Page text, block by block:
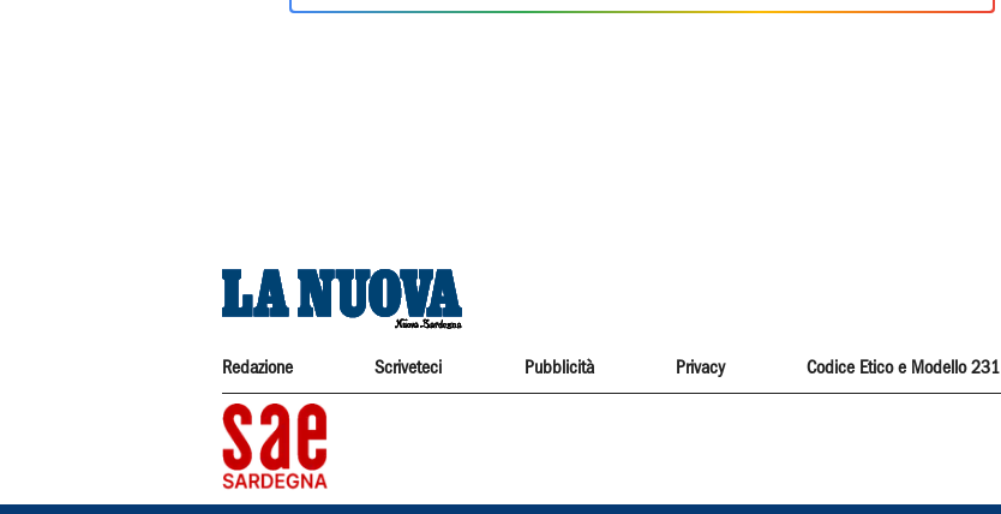
Redazione Scriveteci Pubblicità Privacy Codice Etico e Modello 231